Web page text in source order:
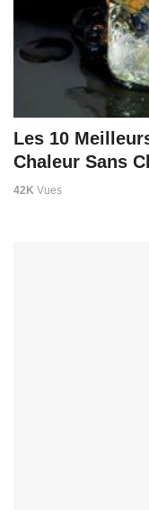
Les 10
Chaleur Sans
42K Vues